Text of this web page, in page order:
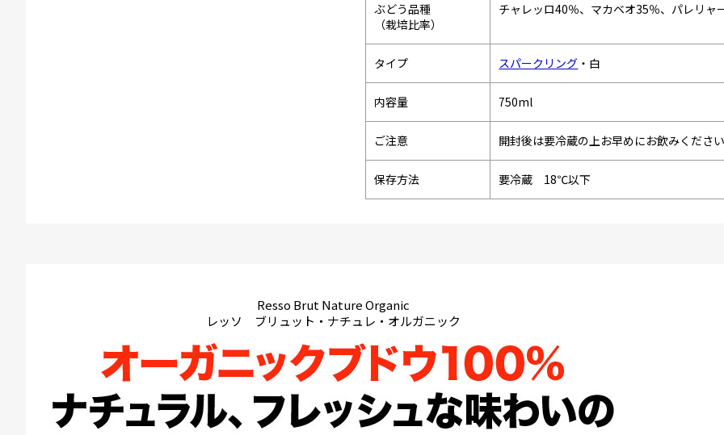
ぶどう品種
（栽培比率）
チャレッロ40％、マカベオ35％、パレリャ
タイプ スパークリング ・白
内容量 750ml
ご注意 開封後は要冷蔵の上お早めにお飲みください
保存方法 要冷蔵 18℃以下
Resso Brut Nature Organic
レッソ ブリュット・ナチュレ・オルガニック